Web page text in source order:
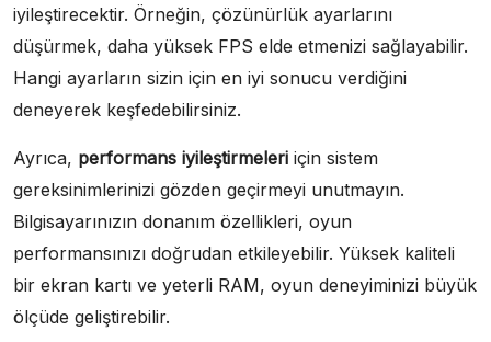
iyileştirecektir. Örneğin, çözünürlük ayarlarını
düşürmek, daha yüksek FPS elde etmenizi sağlayabilir.
Hangi ayarların sizin için en iyi sonucu verdiğini
deneyerek keşfedebilirsiniz.
Ayrıca, performans iyileştirmeleri için sistem
gereksinimlerinizi gözden geçirmeyi unutmayın.
Bilgisayarınızın donanım özellikleri, oyun
performansınızı doğrudan etkileyebilir. Yüksek kaliteli
bir ekran kartı ve yeterli RAM, oyun deneyiminizi büyük
ölçüde geliştirebilir.